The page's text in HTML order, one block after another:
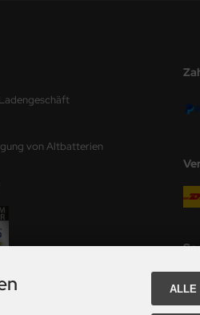
von Altbatterien
ALLE